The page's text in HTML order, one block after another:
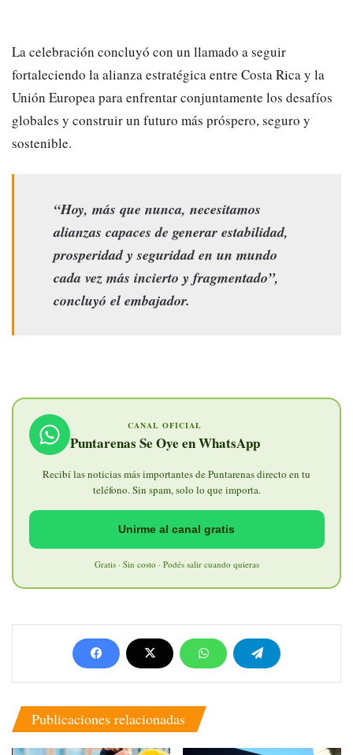
La celebración concluyó con un llamado a seguir
fortaleciendo la alianza estratégica entre Costa Rica y la
Unión Europea para enfrentar conjuntamente los desafíos
globales y construir un futuro más próspero, seguro y
sostenible.
“Hoy, más que nunca, necesitamos
alianzas capaces de generar estabilidad,
prosperidad y seguridad en un mundo
cada vez más incierto y fragmentado”,
concluyó el embajador.
CANAL OFICIAL
Puntarenas Se Oye en WhatsApp
Recibí las noticias más importantes de Puntarenas directo en tu
teléfono. Sin spam, solo lo que importa.
Unirme al canal gratis
Gratis · Sin costo · Podés salir cuando quieras
Publicaciones relacionadas